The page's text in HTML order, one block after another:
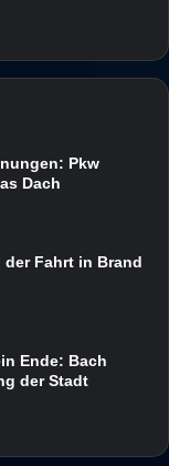
Pkw
Dach
Fahrt in Brand
Ende: Bach
der Stadt